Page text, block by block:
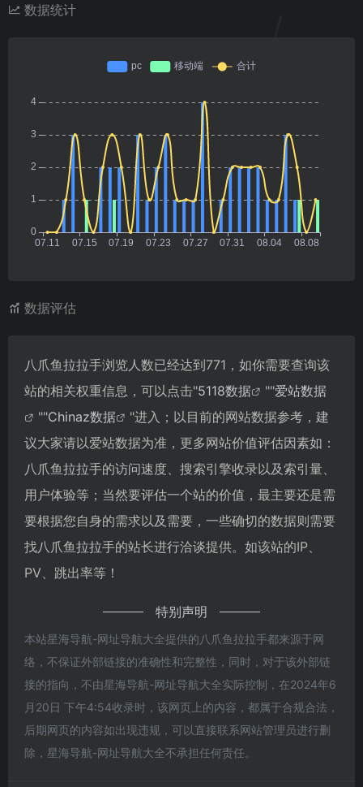
数据统计
数据评估
八爪鱼拉拉手浏览人数已经达到771，如你需要查询该
站的相关权重信息，可以点击"5118数据 ""爱站数据
""Chinaz数据
"进入；以目前的网站数据参考，建
议大家请以爱站数据为准，更多网站价值评估因素如：
八爪鱼拉拉手的访问速度、搜索引擎收录以及索引量、
用户体验等；当然要评估一个站的价值，最主要还是需
要根据您自身的需求以及需要，一些确切的数据则需要
找八爪鱼拉拉手的站长进行洽谈提供。如该站的IP、
PV、跳出率等！
特别声明
本站星海导航-网址导航大全提供的八爪鱼拉拉手都来源于网
络，不保证外部链接的准确性和完整性，同时，对于该外部链
接的指向，不由星海导航-网址导航大全实际控制，在2024年6
月20日 下午4:54收录时，该网页上的内容，都属于合规合法，
后期网页的内容如出现违规，可以直接联系网站管理员进行删
除，星海导航-网址导航大全不承担任何责任。